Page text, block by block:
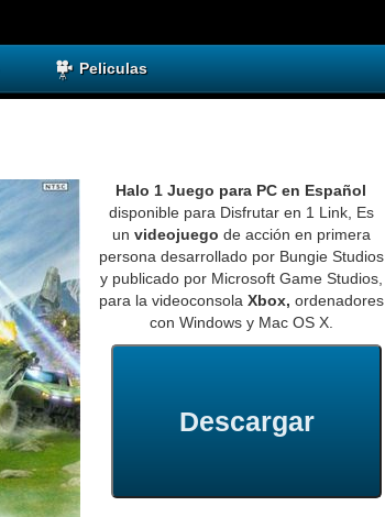
Peliculas
Halo 1 Juego para PC en Español
disponible para Disfrutar en 1 Link, Es
un videojuego de acción en primera
persona desarrollado por Bungie Studios
y publicado por Microsoft Game Studios,
para la videoconsola Xbox, ordenadores
con Windows y Mac OS X.
Descargar